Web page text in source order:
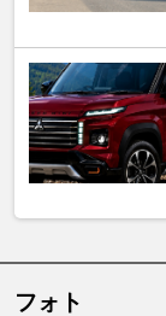
フォト